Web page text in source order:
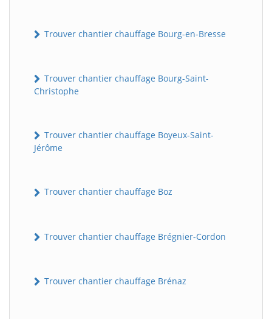
Trouver chantier chauffage Bourg-en-Bresse
Trouver chantier chauffage Bourg-Saint-
Christophe
Trouver chantier chauffage Boyeux-Saint-
Jérôme
Trouver chantier chauffage Boz
Trouver chantier chauffage Brégnier-Cordon
Trouver chantier chauffage Brénaz